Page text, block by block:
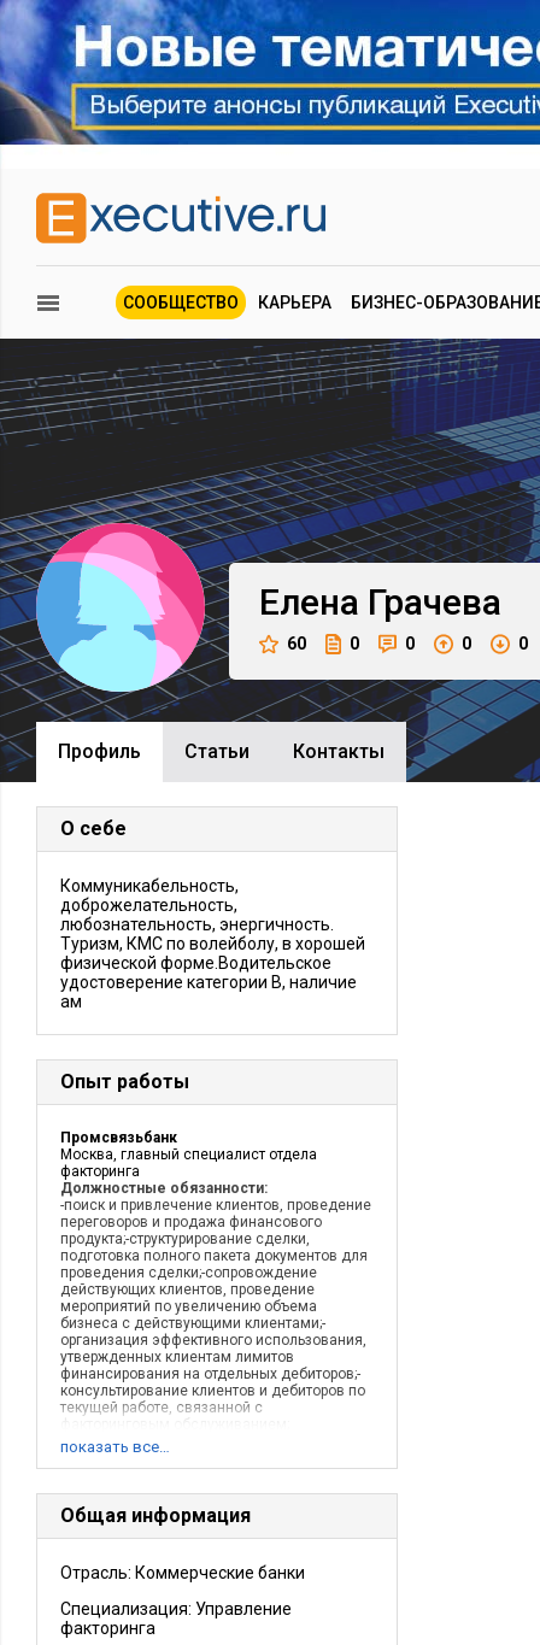
СООБЩЕСТВО КАРЬЕРА БИЗНЕС-
Елена Грачева
60 0 0 0 0
Профиль Cтатьи Контакты
О себе
Коммуникабельность,
доброжелательность,
любознательность, энергичность.
Туризм, КМС по волейболу, в хорошей
физической форме.Водительское
удостоверение категории В, наличие
ам
Опыт работы
Промсвязьбанк
Москва, главный специалист отдела
факторинга
Должностные обязанности:
-поиск и привлечение клиентов, проведение
переговоров и продажа финансового
продукта;-структурирование сделки,
подготовка полного пакета документов для
проведения сделки;-сопровождение
действующих клиентов, проведение
мероприятий по увеличению объема
бизнеса с действующими клиентами;-
организация эффективного использования,
утвержденных клиентам лимитов
финансирования на отдельных дебиторов;-
консультирование клиентов и дебиторов по
текущей работе, связанной с
-подготовка оперативной информации по
предоставлением отчетности по
факторинговым операциям филиала.
Описание деятельности компании:
показать все…
Общая информация
Отрасль: Коммерческие банки
Специализация: Управление
факторинга